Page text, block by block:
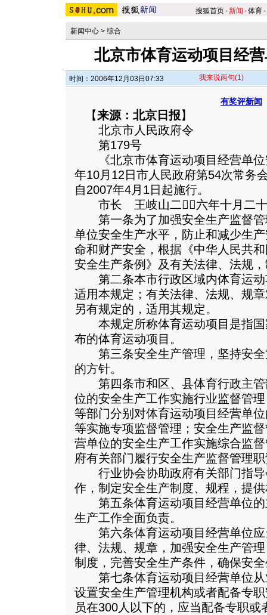
搜狐首页-新闻 -体育-
新闻中心 > 综合
北京市体育运动项目经
时间：2006年12月03日07:33 我来说两句(1)
有奖评新闻
【来源：北京日报】
北京市人民政府令
第179号
《北京市体育运动项目经营单位
年10月12日市人民政府第54次常务
自2007年4月1日起施行。
市长 王岐山二六年十月二十
第一条为了加强安全生产监督管
单位安全生产水平，防止和减少生
命和财产安全，根据《中华人民共
安全生产条例》及有关法律、法规
第二条本市行政区域内体育运动
适用本规定；有关法律、法规、规
另有规定的，适用其规定。
本规定所称体育运动项目是指国
布的体育运动项目。
第三条安全生产管理，坚持安全
的方针。
第四条市和区、县体育行政主管
位的安全生产工作实施行业监督管
等部门分别对体育运动项目经营单
等实施专项监督管理；安全生产监
营单位的安全生产工作实施综合监
府有关部门履行安全生产监督管理
行业协会协助政府有关部门指导
作，制定安全生产制度、规程，提
第五条体育运动项目经营单位的
生产工作全面负责。
第六条体育运动项目经营单位应
律、法规、规章，加强安全生产管
制度，完善安全生产条件，确保安
第七条体育运动项目经营单位从
设置安全生产管理机构或者配备专
员在300人以下的，应当配备专职